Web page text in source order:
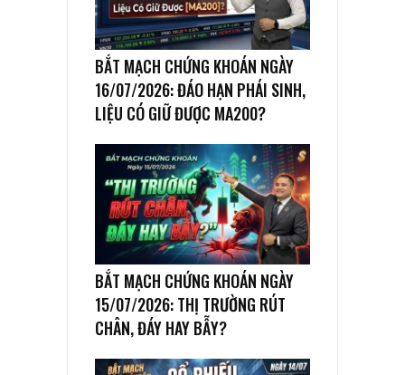
BẮT MẠCH CHỨNG KHOÁN NGÀY
16/07/2026: ĐÁO HẠN PHÁI SINH,
LIỆU CÓ GIỮ ĐƯỢC MA200?
BẮT MẠCH CHỨNG KHOÁN NGÀY
15/07/2026: THỊ TRƯỜNG RÚT
CHÂN, ĐÁY HAY BẪY?